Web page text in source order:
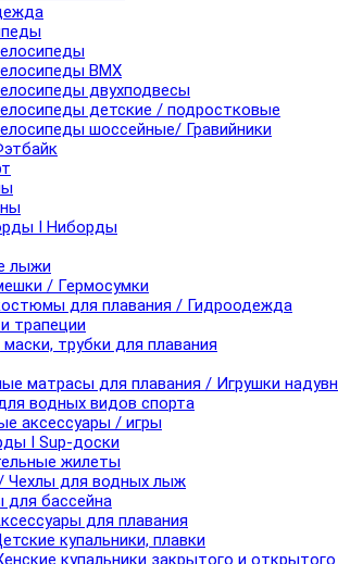
BMX
двухподвесы
детские / подростковые
шоссейные/ Гравийники
I Ниборды
лыжи
/ Гермосумки
для плавания / Гидроодежда
трапеции
трубки для плавания
матрасы для плавания / Игрушки
водных видов спорта
аксессуары / игры
I Sup-доски
жилеты
Чехлы для водных лыж
для бассейна
для плавания
купальники, плавки
купальники закрытого и